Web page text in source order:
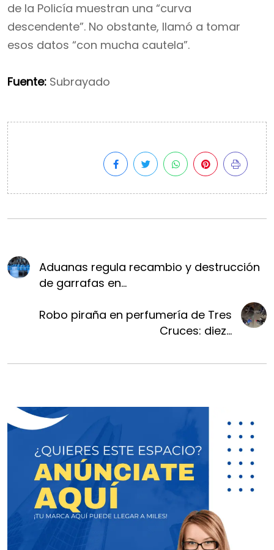
de la Policía muestran una “curva
descendente”. No obstante, llamó a tomar
esos datos “con mucha cautela”.
Fuente: Subrayado
Aduanas regula recambio y destrucción
de garrafas en...
Robo piraña en perfumería de Tres
Cruces: diez...